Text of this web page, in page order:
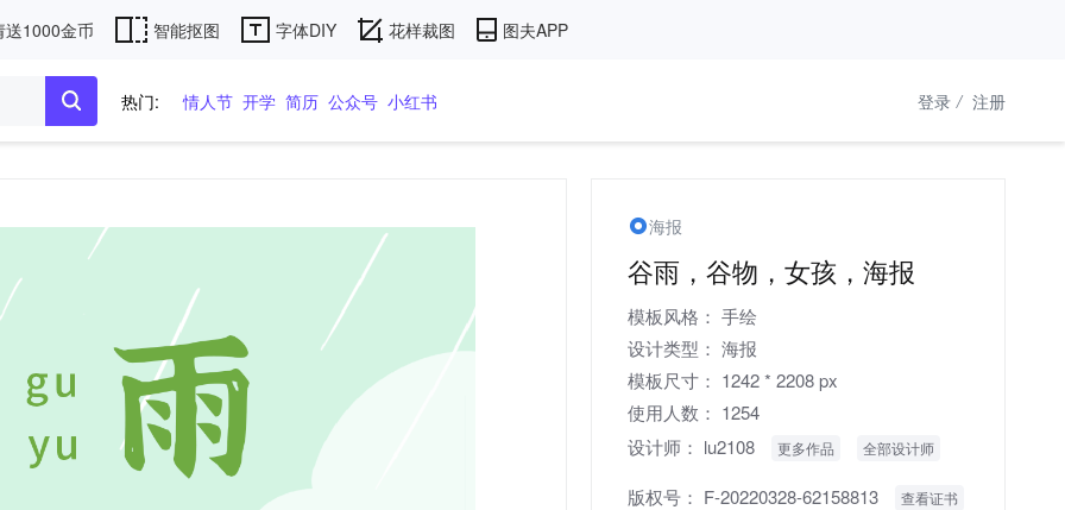
送1000金币 智能抠图 字体DIY 花样裁图 图夫APP
热门: 情人节 开学 简历 公众号 小红书 登录 / 注册
海报
谷雨，谷物，女孩，海报
模板风格： 手绘
设计类型： 海报
模板尺寸： 1242 * 2208 px
使用人数： 1254
设计师： lu2108 更多作品 全部设计师
版权号： F-20220328-62158813 查看证书